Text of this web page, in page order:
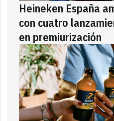
Heineken España
con cuatro
en premiurización